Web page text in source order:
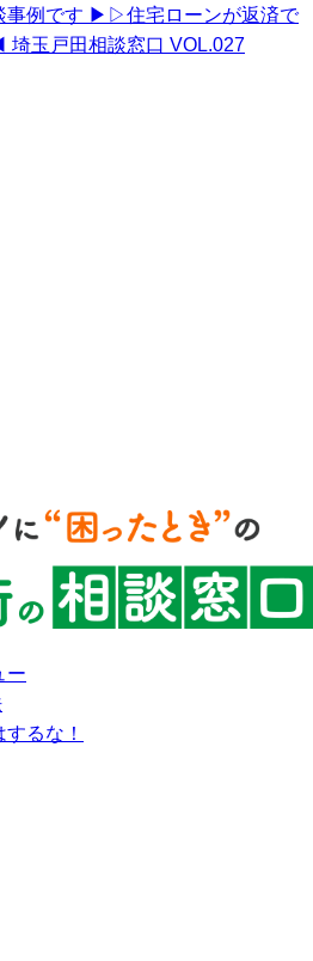
事例です ▶︎▷住宅ローンが返済で
玉戸田相談窓口 VOL.027
ー
るな！